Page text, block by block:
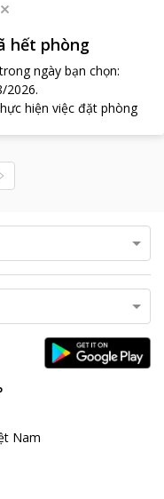
hết phòng
ngày bạn chọn:
2026.
hiện việc đặt phòng
Nam